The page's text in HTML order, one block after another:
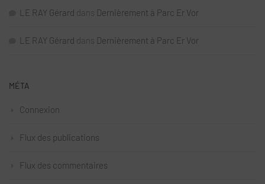
LE RAY Gérard dans Dernièrement à Parc Er Vor
LE RAY Gérard dans Dernièrement à Parc Er Vor
MÉTA
Connexion
Flux des publications
Flux des commentaires